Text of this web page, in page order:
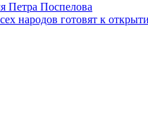
Петра Поспелова
народов готовят к